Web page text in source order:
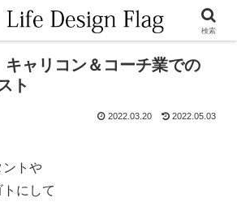
キャリコン＆コーチ業での
ト
2022.03.20 2022.05.03
ントや
にして
検索